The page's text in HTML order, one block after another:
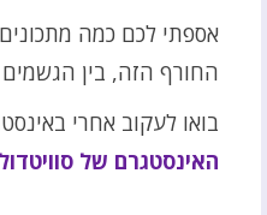
אספתי לכם כמה
החורף הזה, בין
בואו לעקוב אחרי
האינסטגרם של